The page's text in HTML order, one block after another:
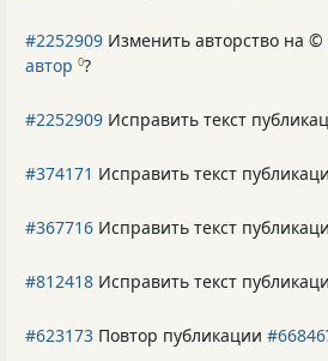
#2252909 Изменить авторство на ©
автор 0?
#2252909 Исправить текст
#374171 Исправить текст
#367716 Исправить текст
#812418 Исправить текст
#623173 Повтор публикации #66846